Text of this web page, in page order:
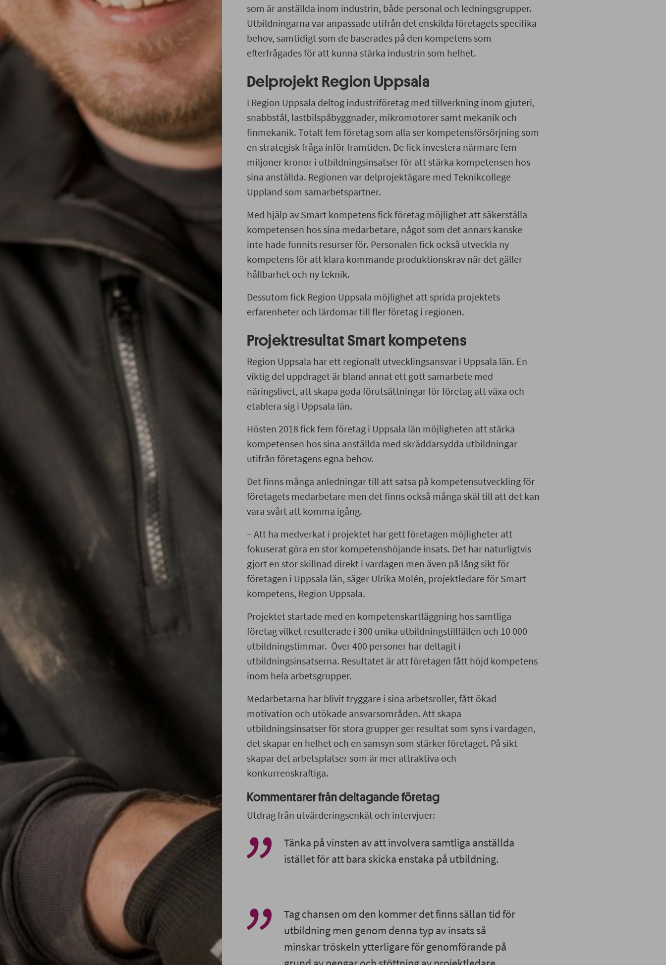
som är anställda inom industrin, både personal och ledningsgrupper.
Utbildningarna var anpassade utifrån det enskilda företagets specifika
behov, samtidigt som de baserades på den kompetens som
efterfrågades för att kunna stärka industrin som helhet.
Delprojekt Region Uppsala
I Region Uppsala deltog industriföretag med tillverkning inom gjuteri,
snabbstål, lastbilspåbyggnader, mikromotorer samt mekanik och
finmekanik. Totalt fem företag som alla ser kompetensförsörjning som
en strategisk fråga inför framtiden. De fick investera närmare fem
miljoner kronor i utbildningsinsatser för att stärka kompetensen hos
sina anställda. Regionen var delprojektägare med Teknikcollege
Uppland som samarbetspartner.
Med hjälp av Smart kompetens fick företag möjlighet att säkerställa
kompetensen hos sina medarbetare, något som det annars kanske
inte hade funnits resurser för. Personalen fick också utveckla ny
kompetens för att klara kommande produktionskrav när det gäller
hållbarhet och ny teknik.
Dessutom fick Region Uppsala möjlighet att sprida projektets
erfarenheter och lärdomar till fler företag i regionen.
Projektresultat Smart kompetens
Region Uppsala har ett regionalt utvecklingsansvar i Uppsala län. En
viktig del uppdraget är bland annat ett gott samarbete med
näringslivet, att skapa goda förutsättningar för företag att växa och
etablera sig i Uppsala län.
Hösten 2018 fick fem företag i Uppsala län möjligheten att stärka
kompetensen hos sina anställda med skräddarsydda utbildningar
utifrån företagens egna behov.
Det finns många anledningar till att satsa på kompetensutveckling för
företagets medarbetare men det finns också många skäl till att det kan
vara svårt att komma igång.
– Att ha medverkat i projektet har gett företagen möjligheter att
fokuserat göra en stor kompetenshöjande insats. Det har naturligtvis
gjort en stor skillnad direkt i vardagen men även på lång sikt för
företagen i Uppsala län, säger Ulrika Molén, projektledare för Smart
kompetens, Region Uppsala.
Projektet startade med en kompetenskartläggning hos samtliga
företag vilket resulterade i 300 unika utbildningstillfällen och 10 000
utbildningstimmar. Över 400 personer har deltagit i
utbildningsinsatserna. Resultatet är att företagen fått höjd kompetens
inom hela arbetsgrupper.
Medarbetarna har blivit tryggare i sina arbetsroller, fått ökad
motivation och utökade ansvarsområden. Att skapa
utbildningsinsatser för stora grupper ger resultat som syns i vardagen,
det skapar en helhet och en samsyn som stärker företaget. På sikt
skapar det arbetsplatser som är mer attraktiva och
konkurrenskraftiga.
Kommentarer från deltagande företag
Utdrag från utvärderingsenkät och intervjuer:
Tänka på vinsten av att involvera samtliga anställda
istället för att bara skicka enstaka på utbildning.
Tag chansen om den kommer det finns sällan tid för
utbildning men genom denna typ av insats så
minskar tröskeln ytterligare för genomförande på